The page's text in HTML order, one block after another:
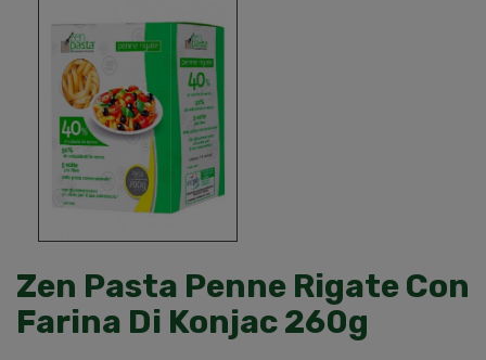
Zen Pasta Penne Rigate Con
Farina Di Konjac 260g